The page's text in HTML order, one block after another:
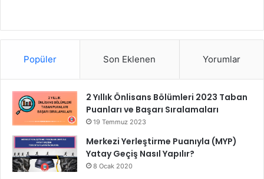
Popüler Son Eklenen Yorumlar
2 Yıllık Önlisans Bölümleri 2023 Taban
Puanları ve Başarı Sıralamaları
19 Temmuz 2023
Merkezi Yerleştirme Puanıyla (MYP)
Yatay Geçiş Nasıl Yapılır?
8 Ocak 2020